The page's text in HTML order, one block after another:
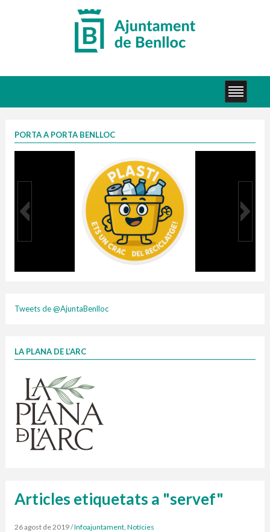
PORTA A PORTA BENLLOC
1 contenidors intel·ligents
Finançat per la Unió Europea – NextGenerationEU
Tweets de @AjuntaBenlloc
LA PLANA DE L’ARC
Articles etiquetats a "servef"
26 agost de 2019/Infoajuntament, Notícies